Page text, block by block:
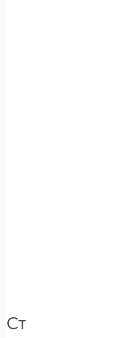
+
Стоимость